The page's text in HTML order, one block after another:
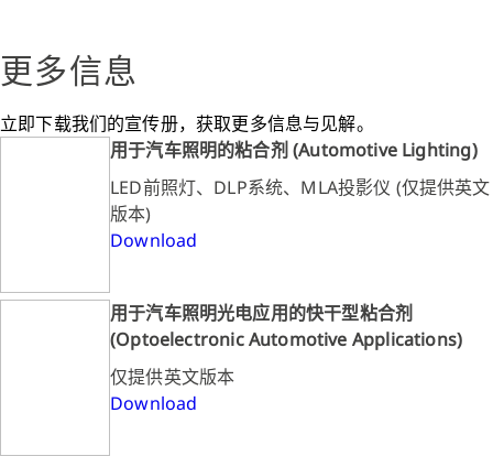
更多信息
立即下载我们的宣传册，获取更多信息与见解。
用于汽车照明的粘合剂 (Automotive Lighting)
LED前照灯、DLP系统、MLA投影仪 (仅提供英文
版本)
Download
用于汽车照明光电应用的快干型粘合剂
(Optoelectronic Automotive Applications)
仅提供英文版本
Download